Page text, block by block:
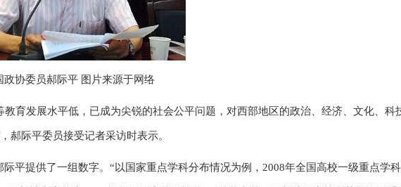
政协委员郝际平 图片来源于网络
育发展水平低，已成为尖锐的社会公平问题，对西部地区的政治、经济、文化、科
郝际平委员接受记者采访时表示。
平提供了一组数字。“以国家重点学科分布情况为例，2008年全国高校一级重点学